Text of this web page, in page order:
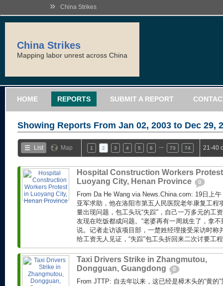
» China Strikes
China Strikes
Mapping labor unrest across China
HOME REPORTS SUBMIT A REPORT
Showing Reports From Jan 02, 2003 to Dec 29,
List Map 1 2 3 4 5 6 73 74 21-40
Hospital Construction Workers
Luoyang City, Henan Province
0
From Da He Wang via News.China.com: 19日上
亚军求助，他在洛阳市第五人民医院老年康复工程
量出现问题，包工头玩“失踪”，自己一万多元的工
友现在吃饭都成问题。“老婆再有一周就生了，拿
说。记者走访该项目部，一楚姓经理接受采访时称
给工资无人见证，“失踪”包工头折回来二次讨要工
Taxi Drivers Strike in Zhangmutou,
Dongguan, Guangdong
0
From JTTP: 自去年以来，这已经是樟木头的“黄的